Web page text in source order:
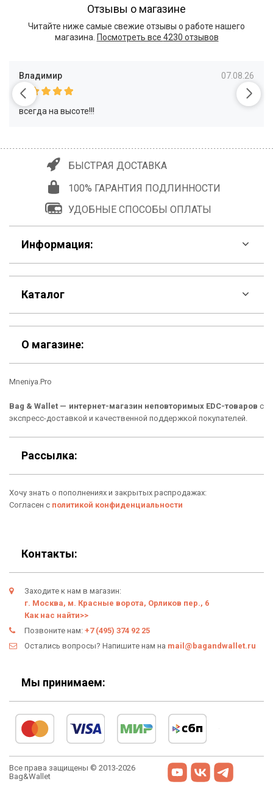
Отзывы о магазине
Читайте ниже самые свежие отзывы о работе нашего
магазина. Посмотреть все 4230 отзывов
Владимир 07.08.26
всегда на высоте!!!
БЫСТРАЯ ДОСТАВКА
100% ГАРАНТИЯ ПОДЛИННОСТИ
УДОБНЫЕ СПОСОБЫ ОПЛАТЫ
Информация:
F.A.Q
Контакты
Шоурум
Материалы
Подарочные сертификаты
О нас
Отзывы о Bag & Wallet
Гарантия
Условия возврата
Оферта
Политика конфиденциальности
Каталог
Скидки
Кошельки
Сумки
Новинки
Подарки
О магазине:
Mneniya.Pro
Bag & Wallet — интернет-магазин неповторимых EDC-товаров с
экспресс-доставкой и качественной поддержкой покупателей.
Рассылка:
Хочу знать о пополнениях и закрытых распродажах:
Согласен с политикой конфиденциальности
Контакты:
Заходите к нам в магазин:
г. Москва, м. Красные ворота, Орликов пер., 6
Как нас найти>>
Позвоните нам: +7 (495) 374 92 25
Остались вопросы? Напишите нам на mail@bagandwallet.ru
Мы принимаем:
Все права защищены © 2013-2026
Bag&Wallet